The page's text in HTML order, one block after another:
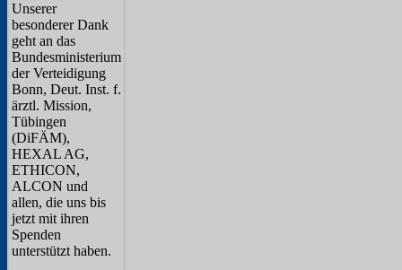
Unserer
besonderer Dank
geht an das
Bundesministerium
der Verteidigung
Bonn, Deut. Inst. f.
ärztl. Mission,
Tübingen
(DiFÄM),
HEXAL AG,
ETHICON,
ALCON und
allen, die uns bis
jetzt mit ihren
Spenden
unterstützt haben.